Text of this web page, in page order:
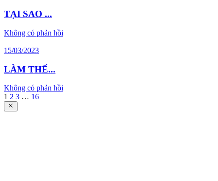
TẠI SAO ...
Không có phản hồi
15/03/2023
LÀM THẾ...
Không có phản hồi
1 2 3 … 16